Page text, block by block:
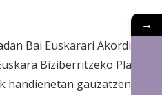
Bai Euskarari Akordioa
Biziberritzeko Plan
gauzatzen ari
→